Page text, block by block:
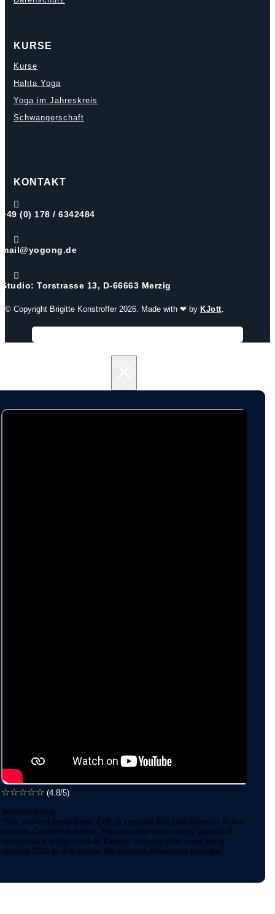
KURSE
Kurse
Hahta Yoga
Yoga im Jahreskreis
Schwangerschaft
KONTAKT

+49 (0) 178 / 6342484

mail@yogong.de

Studio: Torstrasse 13, D-66663 Merzig
© Copyright Brigitte Konstroffer 2026. Made with ❤ by KJott.
☆☆☆☆☆ (4.8/5)
Beschreibung:
Your content goes here. Edit or remove this text inline or in the
module Content settings. You can also style every aspect of
this content in the module Design settings and even apply
custom CSS to this text in the module Advanced settings.